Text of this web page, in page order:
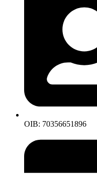
OIB: 70356651896